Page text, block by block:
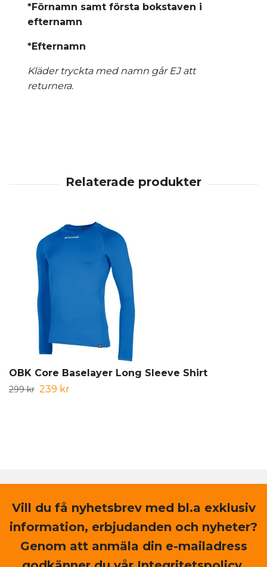
*Förnamn samt första bokstaven i
efternamn
*Efternamn
Kläder tryckta med namn går EJ att
returnera.
OBK Core Baselayer Long Sleeve Shirt
299 kr 239 kr
Vill du få nyhetsbrev med bl.a exklusiv
information, erbjudanden och nyheter?
Genom att anmäla din e-mailadress